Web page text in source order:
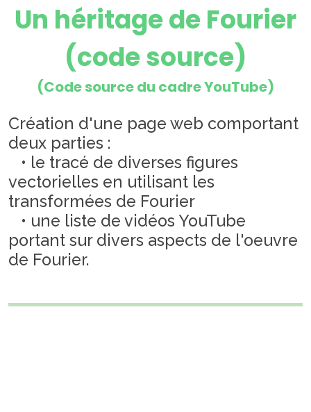
Un héritage de Fourier
(code source)
(Code source du cadre YouTube)
Création d'une page web comportant
deux parties :
• le tracé de diverses figures
vectorielles en utilisant les
transformées de Fourier
• une liste de vidéos YouTube
portant sur divers aspects de l'oeuvre
de Fourier.